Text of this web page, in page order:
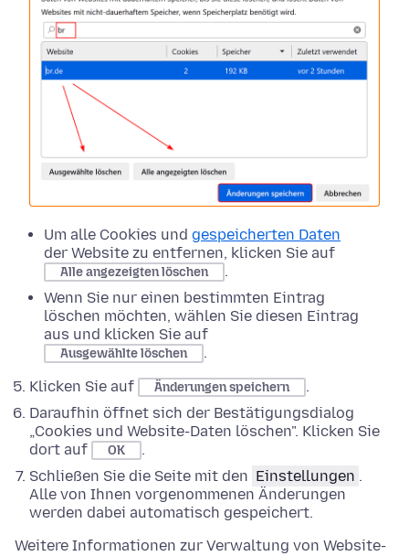
Um alle Cookies und gespeicherten Daten
der Website zu entfernen, klicken Sie auf
Alle angezeigten löschen
.
Wenn Sie nur einen bestimmten Eintrag
löschen möchten, wählen Sie diesen Eintrag
aus und klicken Sie auf
Ausgewählte löschen
.
Klicken Sie auf
Änderungen speichern
.
Daraufhin öffnet sich der Bestätigungsdialog
„Cookies und Website-Daten löschen". Klicken Sie
dort auf
OK
.
Schließen Sie die Seite mit den Einstellungen .
Alle von Ihnen vorgenommenen Änderungen
werden dabei automatisch gespeichert.
Weitere Informationen zur Verwaltung von Website-